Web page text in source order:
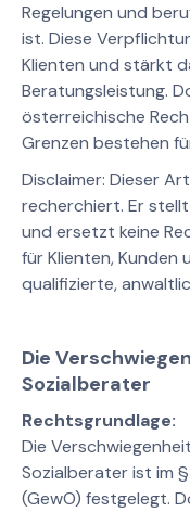
Regelungen und
ist. Diese
Klienten und stärkt
Beratungsleistung.
österreichische
Grenzen bestehen
Disclaimer: Dieser
recherchiert. Er
und ersetzt keine
für Klienten, Kunden
qualifizierte,
Die
Sozialberater
Rechtsgrundlage:
Die
Sozialberater ist im
(GewO) festgelegt.